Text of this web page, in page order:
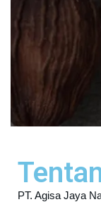
PT. Agisa Jaya